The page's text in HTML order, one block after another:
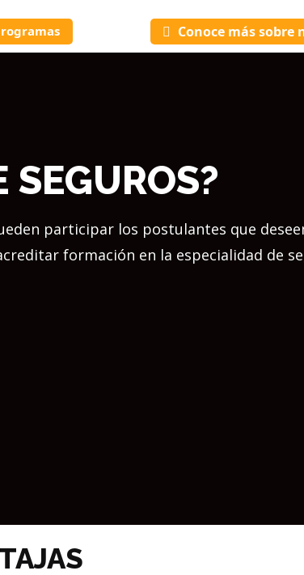
Conoce más
SEGUROS?
participar los postulantes que
formación en la especialidad de